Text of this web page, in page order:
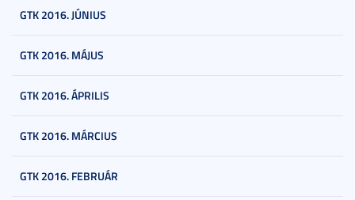
GTK 2016. JÚNIUS
GTK 2016. MÁJUS
GTK 2016. ÁPRILIS
GTK 2016. MÁRCIUS
GTK 2016. FEBRUÁR